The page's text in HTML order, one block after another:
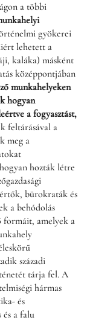
a többi
gyökerei
lehetett a
kaláka) másként
középpontjában
munkahelyeken
hogyan
a fogyasztást,
feltárásával a
meg a
hozták létre
bürokraták és
a behódolás
formáit, amelyek a
századi
tárja fel. A
hármas
és
és a falu